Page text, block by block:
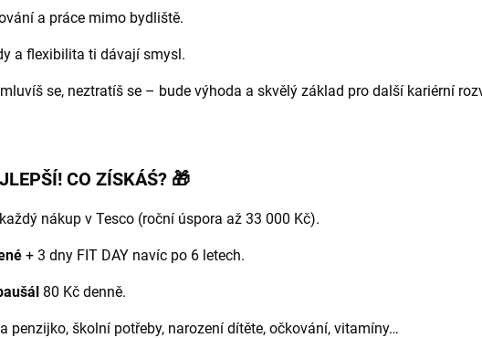
a práce mimo bydliště.
a flexibilita ti dávají smysl.
se, neztratíš se – bude výhoda a skvělý základ pro další kariérní
CO ZÍSKÁŚ? 🎁
nákup v Tesco (roční úspora až 33 000 Kč).
+ 3 dny FIT DAY navíc po 6 letech.
80 Kč denně.
penzijko, školní potřeby, narození dítěte, očkování, vitamíny…